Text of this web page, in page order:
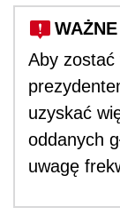
WAŻNE
Aby
uzyskać
oddanych
uwagę